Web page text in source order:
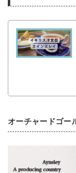
オーチャードゴー